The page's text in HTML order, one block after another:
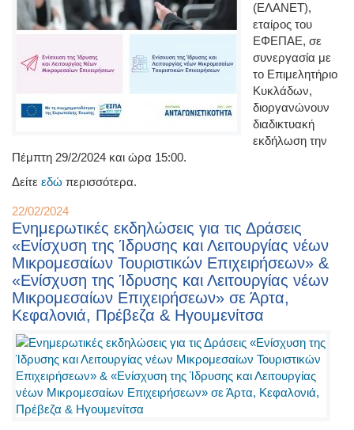
(ΕΛΑΝΕΤ),
εταίρος του
ΕΦΕΠΑΕ, σε
συνεργασία με
το Επιμελητήριο
Κυκλάδων,
διοργανώνουν
διαδικτυακή
εκδήλωση την
Πέμπτη 29/2/2024 και ώρα 15:00.
Δείτε εδώ περισσότερα.
22/02/2024
Ενημερωτικές εκδηλώσεις για τις Δράσεις
«Ενίσχυση της Ίδρυσης και Λειτουργίας νέων
Μικρομεσαίων Τουριστικών Επιχειρήσεων» &
«Ενίσχυση της Ίδρυσης και Λειτουργίας νέων
Μικρομεσαίων Επιχειρήσεων» σε Άρτα,
Κεφαλονιά, Πρέβεζα & Ηγουμενίτσα